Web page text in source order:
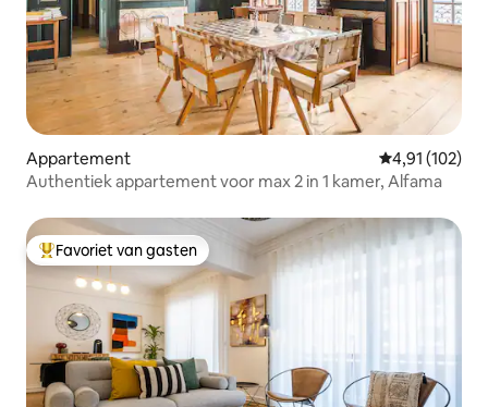
Appartement Gemiddelde
4,91 (102)
Authentiek appartement voor max 2 in 1 kamer, Alfama
Topfavoriet van gasten
Favoriet van gasten